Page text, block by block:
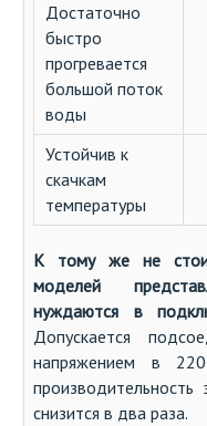
Достаточно
быстро
прогревается
большой поток
воды
Устойчив к
скачкам
температуры
К тому же не
моделей
нуждаются в
Допускается
напряжением в
производительность
снизится в два раза.